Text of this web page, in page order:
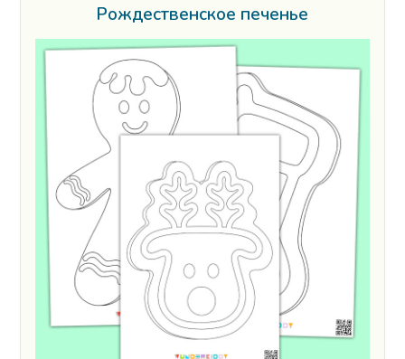
Рождественское печенье